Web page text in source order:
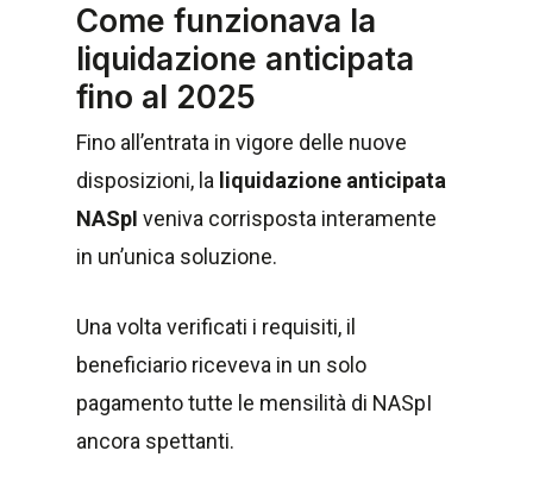
Come funzionava la
liquidazione anticipata
fino al 2025
Fino all’entrata in vigore delle nuove
disposizioni, la liquidazione anticipata
NASpI veniva corrisposta interamente
in un’unica soluzione.
Una volta verificati i requisiti, il
beneficiario riceveva in un solo
pagamento tutte le mensilità di NASpI
ancora spettanti.